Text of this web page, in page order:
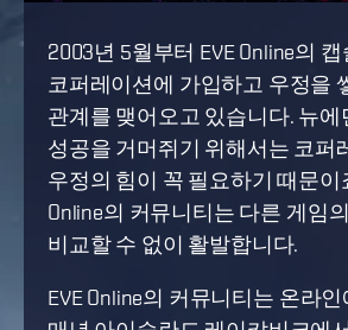
2003년 5월부터 EVE Online의
코퍼레이션에 가입하고 우정을
관계를 맺어오고 있습니다. 뉴
성공을 거머쥐기 위해서는 코퍼
우정의 힘이 꼭 필요하기 때문이
Online의 커뮤니티는 다른 게임
비교할 수 없이 활발합니다.
EVE Online의 커뮤니티는 온라